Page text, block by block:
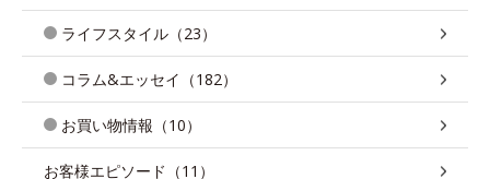
ライフスタイル（23）
コラム&エッセイ（182）
お買い物情報（10）
お客様エピソード（11）